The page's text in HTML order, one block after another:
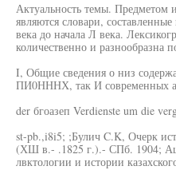
Актуальность темы. Предметом
являются словари,
века до начала Л века.
количественно и разнообразна
I, Общие сведения о низ
ПИ0НННХ, так И современных
der бгоазеп Verdienste um die
st-pb.,i8i5; ;Булич C.K, Очерк
(ХШ в.- .1825 г.).- СПб. 1904;
лвктологии и истории